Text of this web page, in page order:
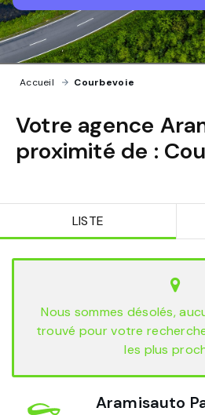
Accueil › Courbevoie
Votre agence
proximité de :
LISTE
Nous sommes désolés,
trouvé pour votre
les plus
Aramisauto